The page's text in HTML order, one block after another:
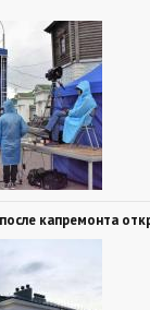
капремонта